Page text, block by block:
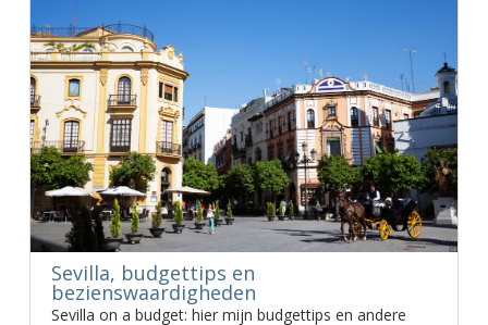
Sevilla, budgettips en
bezienswaardigheden
Sevilla on a budget: hier mijn budgettips en andere